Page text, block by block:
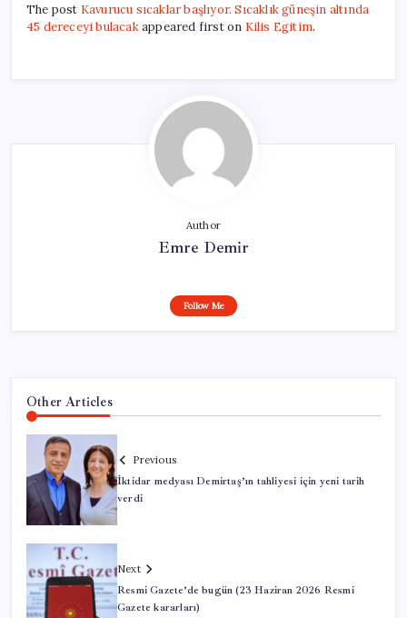
The post Kavurucu sıcaklar başlıyor. Sıcaklık güneşin altında
45 dereceyi bulacakappeared first on Kilis Egitim.
Author
Emre Demir
Follow Me
Other Articles
Previous
İktidar medyası Demirtaş’ın tahliyesi için yeni tarih
verdi
Next
Resmi Gazete’de bugün (23 Haziran 2026 Resmi
Gazete kararları)